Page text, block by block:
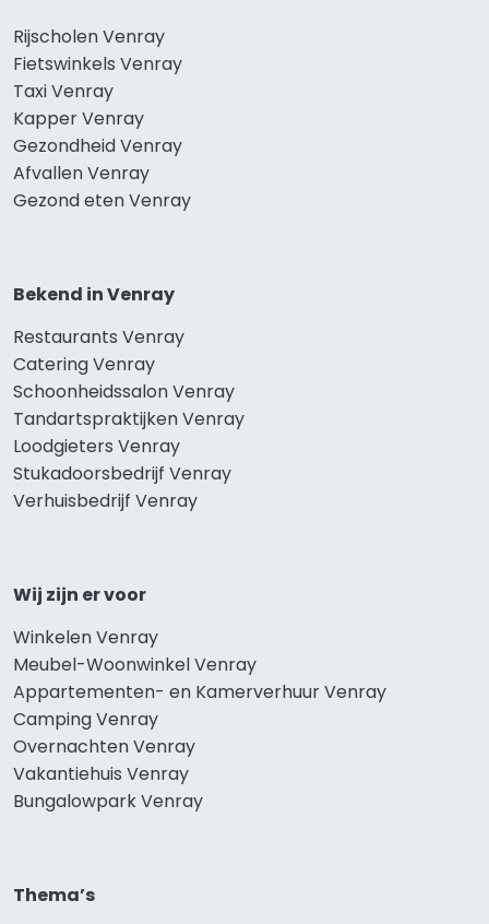
Rijscholen Venray
Fietswinkels Venray
Taxi Venray
Kapper Venray
Gezondheid Venray
Afvallen Venray
Gezond eten Venray
Bekend in Venray
Restaurants Venray
Catering Venray
Schoonheidssalon Venray
Tandartspraktijken Venray
Loodgieters Venray
Stukadoorsbedrijf Venray
Verhuisbedrijf Venray
Wij zijn er voor
Winkelen Venray
Meubel-Woonwinkel Venray
Appartementen- en Kamerverhuur Venray
Camping Venray
Overnachten Venray
Vakantiehuis Venray
Bungalowpark Venray
Thema’s